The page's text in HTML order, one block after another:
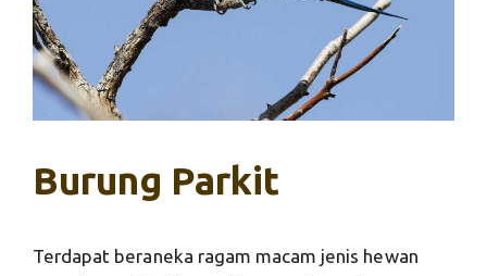
Burung Parkit
Terdapat beraneka ragam macam jenis hewan